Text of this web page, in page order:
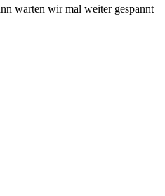
warten wir mal weiter gespannt